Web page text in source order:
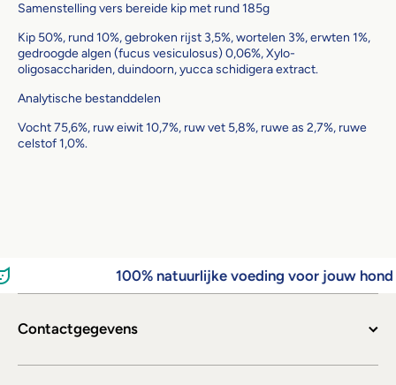
Samenstelling vers bereide kip met rund 185g
Kip 50%, rund 10%, gebroken rijst 3,5%, wortelen 3%, erwten 1%,
gedroogde algen (fucus vesiculosus) 0,06%, Xylo-
oligosacchariden, duindoorn, yucca schidigera extract.
Analytische bestanddelen
Vocht 75,6%, ruw eiwit 10,7%, ruw vet 5,8%, ruwe as 2,7%, ruwe
celstof 1,0%.
100% natuurlijke voeding voor jouw hond
Contactgegevens